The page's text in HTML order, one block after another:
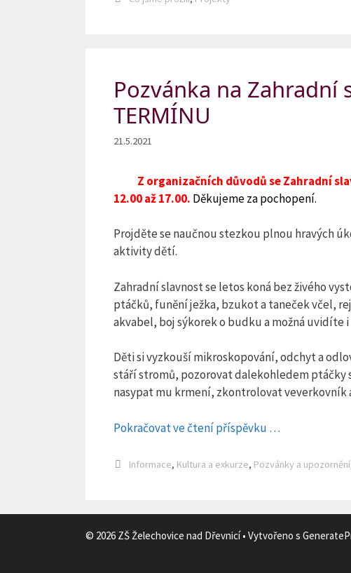
Pozvánka na Zahradní
TERMÍNU
21.5.2021
Z organizačních důvodů se Zahradní
12.00 až 17.00. Děkujeme za pochopení.
Projděte se naučnou stezkou plnou hravých
aktivity dětí.
Zahradní slavnost se letos koná bez živého
ptáčků, funění ježka, bzukot a taneček včel,
akvabel, boj sýkorek o budku a možná
Děti si vyzkouší mikroskopování, odchyt a
stáří stromů, pozorovat dalekohledem ptáčky
nasypat mu krmení, zkontrolovat veverkovník
Pokračovat ve čtení příspěvku …
Rubriky
Informace, Kultura a exkurze, Pozvánky a upozornění
© 2026 ZŠ Želechovice nad Dřevnicí• Vytvořeno s